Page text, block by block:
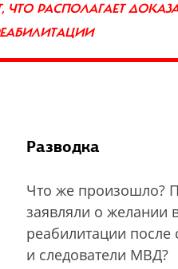
ЧТО РАСПОЛАГАЕТ
Разводка
Что же произошло?
заявляли о желании
реабилитации после
и следователи МВД?